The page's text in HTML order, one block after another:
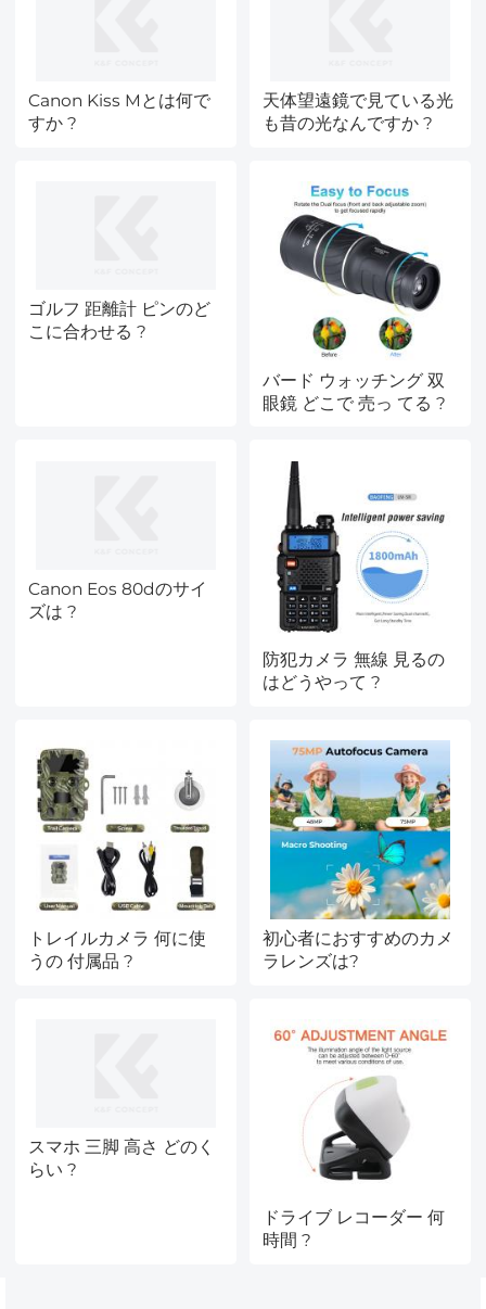
Canon Kiss Mとは何で
すか ?
天体望遠鏡で見ている光
も昔の光なんですか ?
ゴルフ 距離計 ピンのど
こに合わせる ?
バード ウォッチング 双
眼鏡 どこで 売っ てる ?
Canon Eos 80dのサイ
ズは ?
防犯カメラ 無線 見るの
はどうやって ?
トレイルカメラ 何に使
うの 付属品 ?
初心者におすすめのカメ
ラレンズは?
スマホ 三脚 高さ どのく
らい ?
ドライブ レコーダー 何
時間 ?